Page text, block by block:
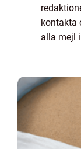
kontakta
alla mejl